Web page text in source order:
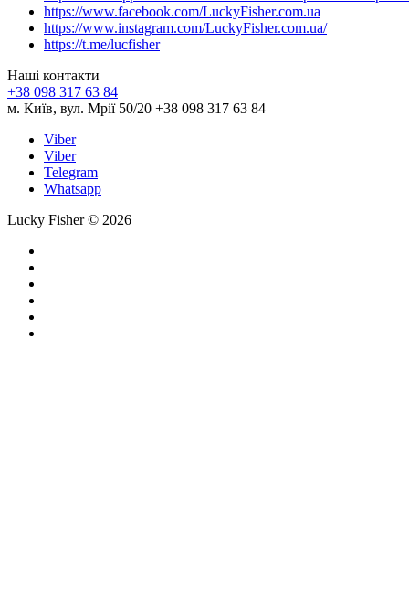
https://www.facebook.com/LuckyFisher.com.ua
https://www.instagram.com/LuckyFisher.com.ua/
https://t.me/lucfisher
Наші контакти
+38 098 317 63 84
м. Київ, вул. Мрії 50/20 +38 098 317 63 84
Viber
Viber
Telegram
Whatsapp
Lucky Fisher © 2026